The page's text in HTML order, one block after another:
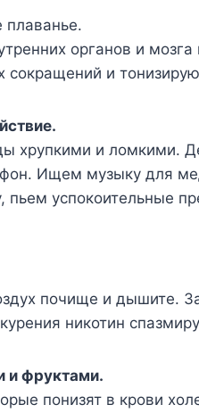
органов и
сокращений и
хрупкими и ломкими.
Ищем музыку для
пьем успокоительные
почище и дышите.
никотин
и фруктами.
понизят в крови